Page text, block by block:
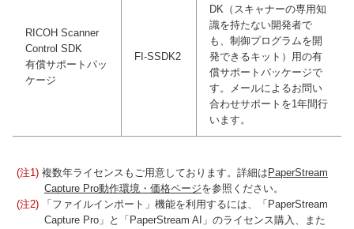
RICOH Scanner
Control SDK
有償サポートパッ
ケージ
FI-SSDK2
DK（スキャナーの専用知
識を持たない開発者で
も、制御プログラムを開
発できるキット）用の有
償サポートパッケージで
す。メールによるお問い
合わせサポートを1年間行
います。
(注1) 複数年ライセンスもご用意しております。詳細は PaperStream
Capture Pro動作環境・価格ページを参照ください。
(注2) 「ファイルインポート」機能を利用するには、「PaperStream
Capture Pro」と「PaperStream AI」のライセンス購入、また